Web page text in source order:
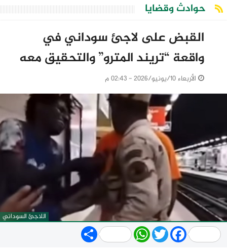
حوادث وقضايا
القبض على لاجئ سوداني في
واقعة “تريند المترو” والتحقيق معه
الأربعاء 10/يونيو/2026 - 02:43 م
اللاجئ السوداني
Share WhatsApp
TwitterFacebook